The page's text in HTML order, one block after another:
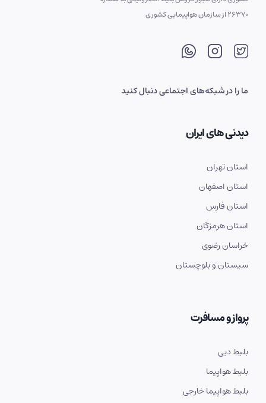
26370 از سازمان هواپیمایی کشوری
ما را در شبکه‌های اجتماعی دنبال کنید
دیدنی های ایران
استان تهران
استان اصفهان
استان فارس
استان هرمزگان
خراسان رضوی
سیستان و بلوچستان
پرواز و مسافرت
بلیط دبی
بلیط هواپیما
بلیط هواپیما خارجی